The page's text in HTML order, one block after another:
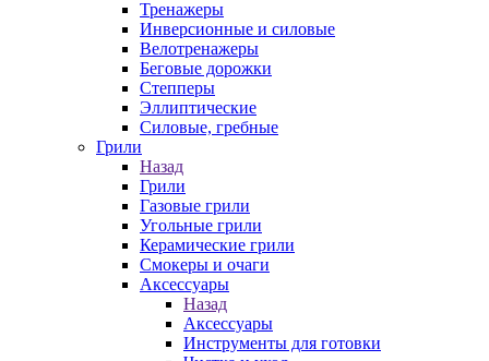
Тренажеры
Инверсионные и силовые
Велотренажеры
Беговые дорожки
Степперы
Эллиптические
Силовые, гребные
Грили
Назад
Грили
Газовые грили
Угольные грили
Керамические грили
Смокеры и очаги
Аксессуары
Назад
Аксессуары
Инструменты для готовки